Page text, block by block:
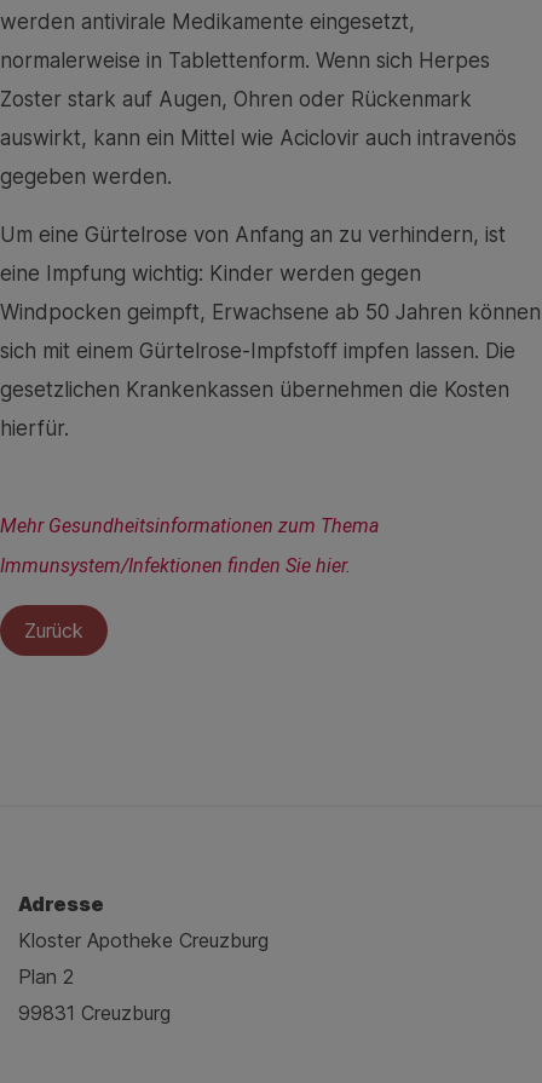
Zurück
werden antivirale Medikamente eingesetzt,
normalerweise in Tablettenform. Wenn sich Herpes
Zoster stark auf Augen, Ohren oder Rückenmark
auswirkt, kann ein Mittel wie Aciclovir auch intravenös
gegeben werden.
Um eine Gürtelrose von Anfang an zu verhindern, ist
eine Impfung wichtig: Kinder werden gegen
Windpocken geimpft, Erwachsene ab 50 Jahren können
sich mit einem Gürtelrose-Impfstoff impfen lassen. Die
gesetzlichen Krankenkassen übernehmen die Kosten
hierfür.
Mehr Gesundheitsinformationen zum Thema
Immunsystem/Infektionen finden Sie hier.
Adresse
Kloster Apotheke Creuzburg
Plan 2
99831 Creuzburg